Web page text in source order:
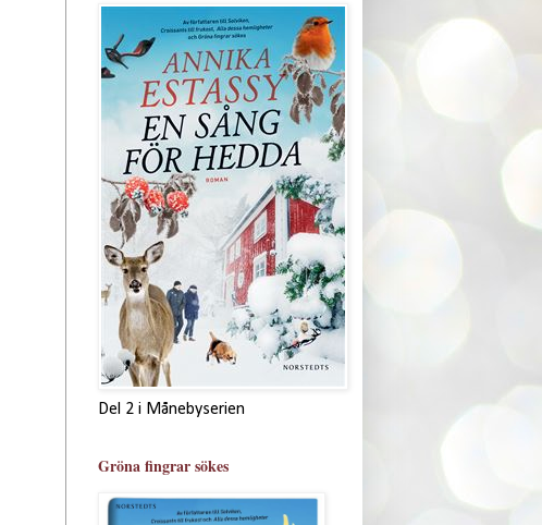
Del 2 i Månebyserien
Gröna fingrar sökes